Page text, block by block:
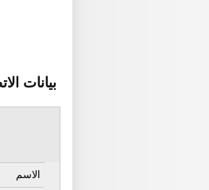
بيانات
الاسم